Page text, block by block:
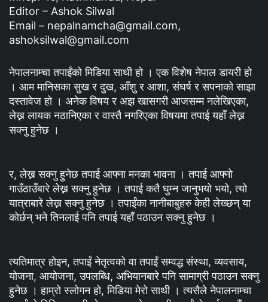
Editor – Ashok Silwal
Email – nepalnamcha@gmail.com,
ashoksilwal@gmail.com
नेपालनाम्चा तपाईंको मिडिया साथी हो । एक विशेष नेपाल डायरी हो
। आम मानिसका सुख र दुख, आँशु र आशा, संघर्ष र सपनाको साझा
दस्तावेज हो । अनेक विषय र अझ खासगरी आजसम्म नलेखिएका,
लेख्न लायक नठानिएका र वास्तै नगरिएका विषयमा तपाई यहाँ लेख्न
सक्नु हुनेछ ।
र, लेख्न सक्नु हुनेछ तपाई आफ्ना मनका भावना । तपाई आफ्नो
गाउँठाउँबारे लेख्न सक्नु हुनेछ । तपाई कतै घुम्न जानुभयो भयो, त्यो
यात्राबारे लेख्न सक्नु हुनेछ । तपाईंका नानीबाबुहरु केही लेख्छन् या
कोर्छन् भने तिनलाई पनि तपाई यहाँ पठाउन सक्नु हुनेछ ।
त्यतिमात्र होइन, तपाईं नेतृत्वको वा तपाईं सम्वद्ध संस्था, व्यवसाय,
योजना, आयोजना, उपलब्धि, अभियानबारे पनि सामाग्री पठाउन सक्नु
हुनेछ । हाम्रो स्लोगन हो, मिडिया मेरो साथी । त्यसैले नेपालनाम्चा